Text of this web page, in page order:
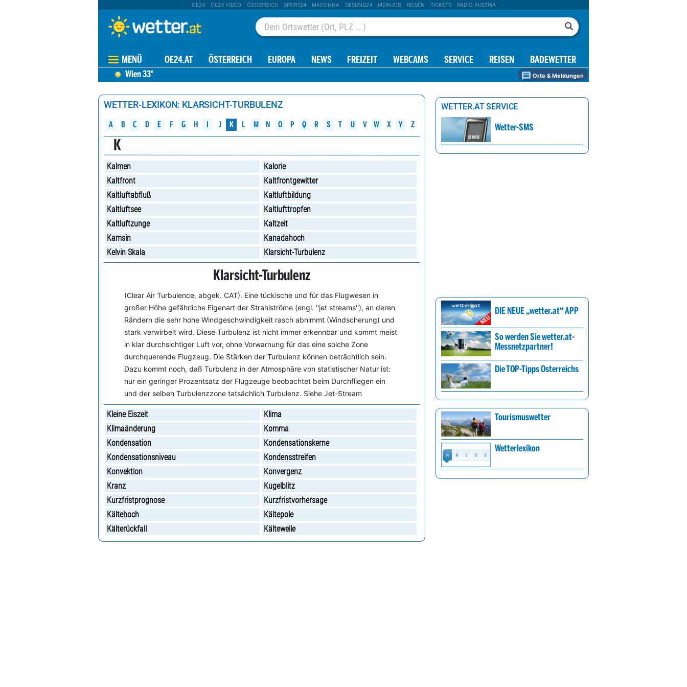
OE24 OE24 VIDEO ÖSTERREICH SPORT24 MADONNA GESUND24 MEINJOB REISEN TICKETS RADIO AUSTRIA
MENÜ OE24.AT ÖSTERREICH EUROPA NEWS FREIZEIT WEBCAMS SERVICE REISEN BADEWETTER
Wien33° Orte & Meldungen
WETTER-LEXIKON: KLARSICHT-TURBULENZ
A B C D E F G H J K L M N O P Q R S T U V W X Y Z
K
Kalmen
Kalorie
Kaltfront
Kaltfrontgewitter
Kaltluftabfluß
Kaltluftbildung
Kaltluftsee
Kaltlufttropfen
Kaltluftzunge
Kaltzeit
Kamsin
Kanadahoch
Kelvin Skala
Klarsicht-Turbulenz
Klarsicht-Turbulenz
(Clear Air Turbulence, abgek. CAT). Eine tückische und für das Flugwesen in
großer Höhe gefährliche Eigenart der Strahlströme (engl. ''jet streams''), an deren
Rändern die sehr hohe Windgeschwindigkeit rasch abnimmt (Windscherung) und
stark verwirbelt wird. Diese Turbulenz ist nicht immer erkennbar und kommt meist
in klar durchsichtiger Luft vor, ohne Vorwarnung für das eine solche Zone
durchquerende Flugzeug. Die Stärken der Turbulenz können beträchtlich sein.
Dazu kommt noch, daß Turbulenz in der Atmosphäre von statistischer Natur ist:
nur ein geringer Prozentsatz der Flugzeuge beobachtet beim Durchfliegen ein
und der selben Turbulenzzone tatsächlich Turbulenz. Siehe Jet-Stream
Kleine Eiszeit
Klima
Klimaänderung
Komma
Kondensation
Kondensationskerne
Kondensationsniveau
Kondensstreifen
Konvektion
Konvergenz
Kranz
Kugelblitz
Kurzfristprognose
Kurzfristvorhersage
Kältehoch
Kältepole
Kälterückfall
Kältewelle
WETTER.AT SERVICE
Wetter-SMS
DIE NEUE „wetter.at“ APP
So werden Sie wetter.at-
Messnetzpartner!
Die TOP-Tipps Österreichs
Tourismuswetter
Wetterlexikon